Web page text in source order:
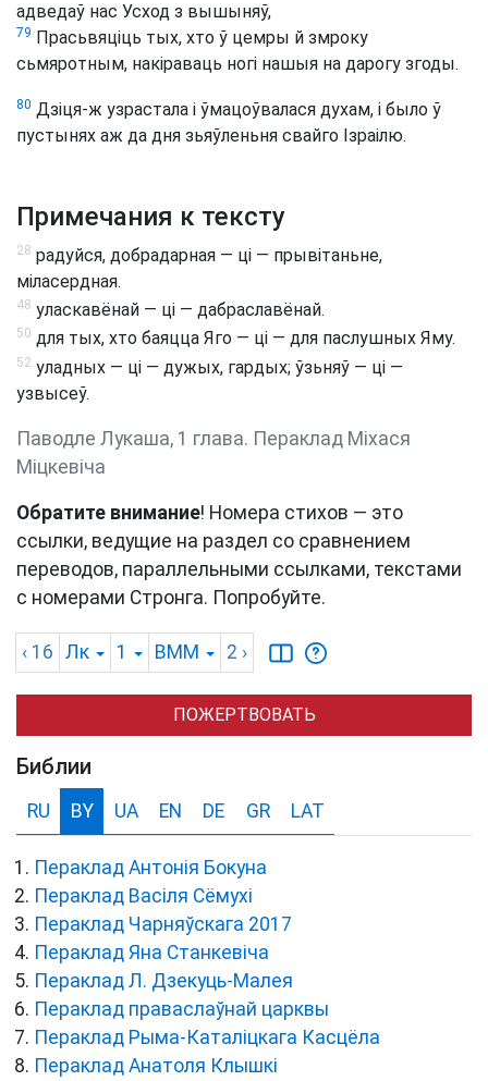
адведаў нас Усход з вышыняў,
79 Прасьвяціць тых, хто ў цемры й змроку
сьмяротным, накіраваць ногі нашыя на дарогу згоды.
80 Дзіця-ж узрастала і ўмацоўвалася духам, і было ў
пустынях аж да дня зьяўленьня свайго Ізраілю.
Примечания к тексту
28 радуйся, добрадарная — ці — прывітаньне,
міласердная.
48 уласкавёнай — ці — дабраславёнай.
50 для тых, хто баяцца Яго — ці — для паслушных Яму.
52 уладных — ці — дужых, гардых; ўзьняў — ці —
узвысеў.
Паводле Лукаша, 1 глава. Пераклад Міхася
Міцкевіча
Обратите внимание! Номера стихов — это
ссылки, ведущие на раздел со сравнением
переводов, параллельными ссылками, текстами
с номерами Стронга. Попробуйте.
‹ 16 Лк 1 BMM 2 ›
ПОЖЕРТВОВАТЬ
Библии
RU BY UA EN DE GR LAT
Пераклад Антонія Бокуна
Пераклад Васіля Сёмухі
Пераклад Чарняўскага 2017
Пераклад Яна Станкевіча
Пераклад Л. Дзекуць-Малея
Пераклад праваслаўнай царквы
Пераклад Рыма-Каталіцкага Касцёла
Пераклад Анатоля Клышкi